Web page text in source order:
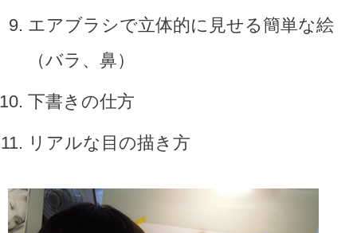
エアブラシで立体的に見せる簡単な絵
（バラ、鼻）
下書きの仕方
リアルな目の描き方